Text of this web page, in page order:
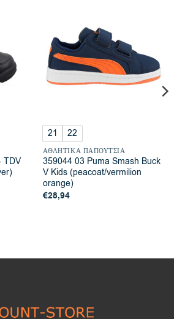
TDV
21 22
ΑΘΛΗΤΙΚΆ ΠΑΠΟΎΤΣΙΑ
359044 03 Puma Smash Buck
V Kids (peacoat/vermilion
orange)
€28,94